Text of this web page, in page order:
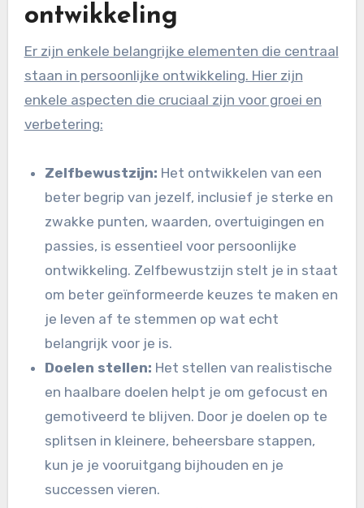
ontwikkeling
Er zijn enkele belangrijke elementen die centraal
staan in persoonlijke ontwikkeling. Hier zijn
enkele aspecten die cruciaal zijn voor groei en
verbetering:
Zelfbewustzijn: Het ontwikkelen van een
beter begrip van jezelf, inclusief je sterke en
zwakke punten, waarden, overtuigingen en
passies, is essentieel voor persoonlijke
ontwikkeling. Zelfbewustzijn stelt je in staat
om beter geïnformeerde keuzes te maken en
je leven af te stemmen op wat echt
belangrijk voor je is.
Doelen stellen: Het stellen van realistische
en haalbare doelen helpt je om gefocust en
gemotiveerd te blijven. Door je doelen op te
splitsen in kleinere, beheersbare stappen,
kun je je vooruitgang bijhouden en je
successen vieren.